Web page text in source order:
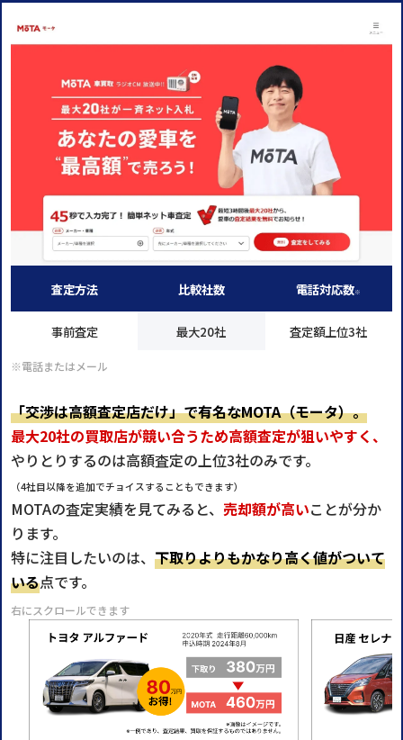
査定方法
事前査定
比較社数
最大20社
電話対応数※
査定額上位3社
※電話またはメール
「交渉は高額査定店だけ」で有名なMOTA（モータ）。
最大20社の買取店が競い合うため高額査定が狙いやすく、
やりとりするのは高額査定の上位3社のみです。
（4社目以降を追加でチョイスすることもできます）
MOTAの査定実績を見てみると、 売却額が高いことが分か
ります。
特に注目したいのは、 下取りよりもかなり高く値がついて
いる点です。
右にスクロールできます